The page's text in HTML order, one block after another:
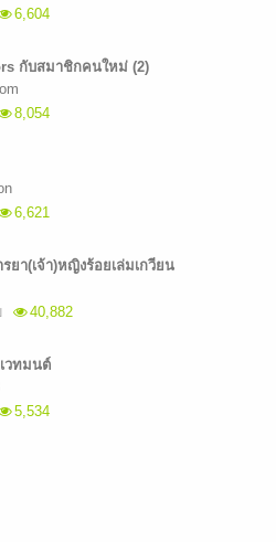
6,604
กับสมาชิกคนใหม่ (2)
8,054
6,621
ยา(เจ้า)หญิงร้อยเล่มเกวียน
40,882
วทมนต์
5,534